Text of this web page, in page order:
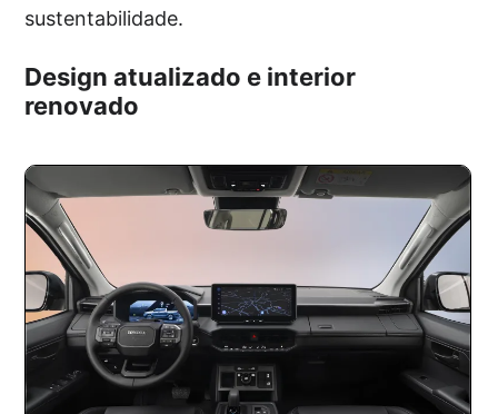
sustentabilidade.
Design atualizado e interior
renovado